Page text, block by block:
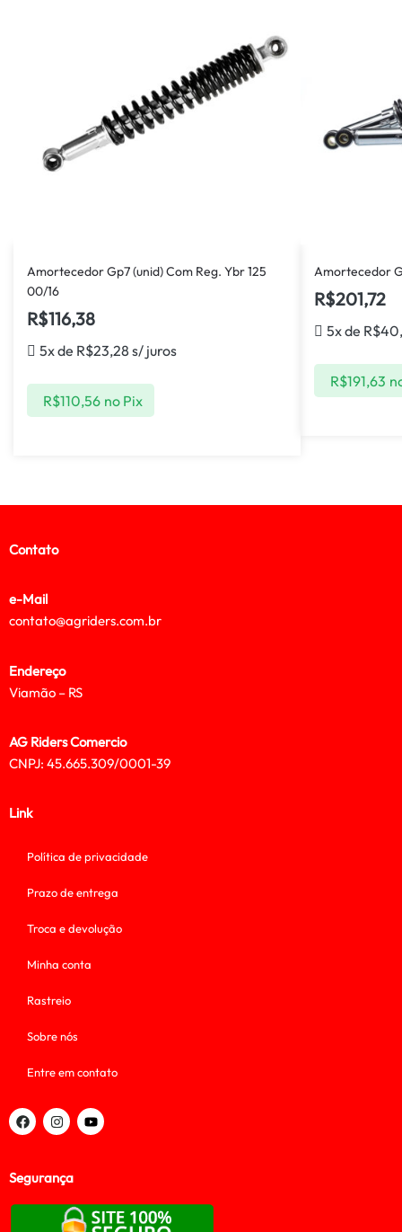
Amortecedor Gp7 (unid) Com Reg. Ybr 125
00/16
R$116,38
5x de R$23,28 s/ juros
R$110,56 no Pix
Amortecedor
R$201,72
5x de R$
R$191,63
Contato
e-Mail
contato@agriders.com.br
Endereço
Viamão – RS
AG Riders Comercio
CNPJ: 45.665.309/0001-39
Link
Política de privacidade
Prazo de entrega
Troca e devolução
Minha conta
Rastreio
Sobre nós
Entre em contato
Segurança